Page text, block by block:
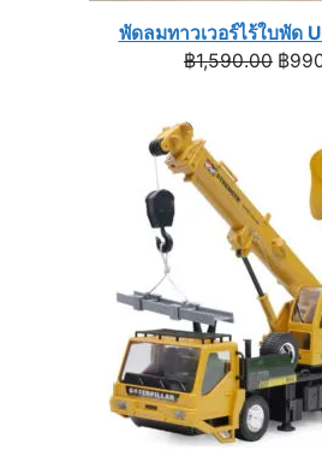
พัดลมทาวเวอร์ไร้ใบพัด
฿1,590.00
฿
฿